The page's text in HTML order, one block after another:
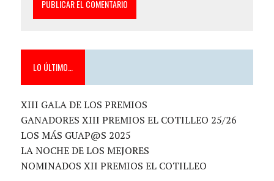
LO ÚLTIMO…
XIII GALA DE LOS PREMIOS
GANADORES XIII PREMIOS EL COTILLEO 25/26
LOS MÁS GUAP@S 2025
LA NOCHE DE LOS MEJORES
NOMINADOS XII PREMIOS EL COTILLEO